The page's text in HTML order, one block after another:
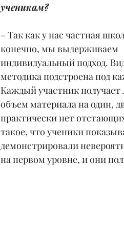
ученикам?
– Так как у нас частная
конечно, мы выдерживаем
индивидуальный подход.
методика подстроена под
Каждый участник
объем материала на один,
практически нет
такое, что ученики
демонстрировали
на первом уровне, и они